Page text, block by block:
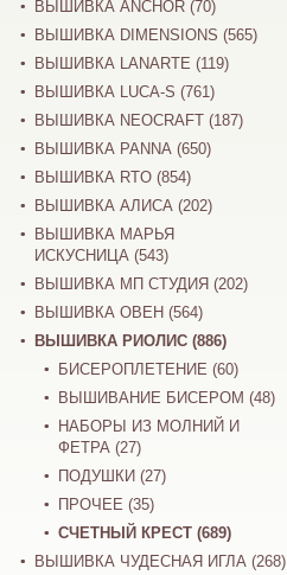
ВЫШИВКА ANCHOR (70)
ВЫШИВКА DIMENSIONS (565)
ВЫШИВКА LANARTE (119)
ВЫШИВКА LUCA-S (761)
ВЫШИВКА NEOCRAFT (187)
ВЫШИВКА PANNA (650)
ВЫШИВКА RTO (854)
ВЫШИВКА АЛИСА (202)
ВЫШИВКА МАРЬЯ
ИСКУСНИЦА (543)
ВЫШИВКА МП СТУДИЯ (202)
ВЫШИВКА ОВЕН (564)
ВЫШИВКА РИОЛИС (886)
БИСЕРОПЛЕТЕНИЕ (60)
ВЫШИВАНИЕ БИСЕРОМ (48)
НАБОРЫ ИЗ МОЛНИЙ И
ФЕТРА (27)
ПОДУШКИ (27)
ПРОЧЕЕ (35)
СЧЕТНЫЙ КРЕСТ (689)
ВЫШИВКА ЧУДЕСНАЯ ИГЛА (268)